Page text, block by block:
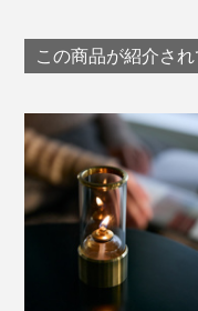
catcher
この商品が紹介さ